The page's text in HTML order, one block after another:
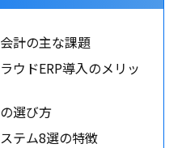
計の主な課題
ウドERP導入のメリッ
選び方
テム8選の特徴